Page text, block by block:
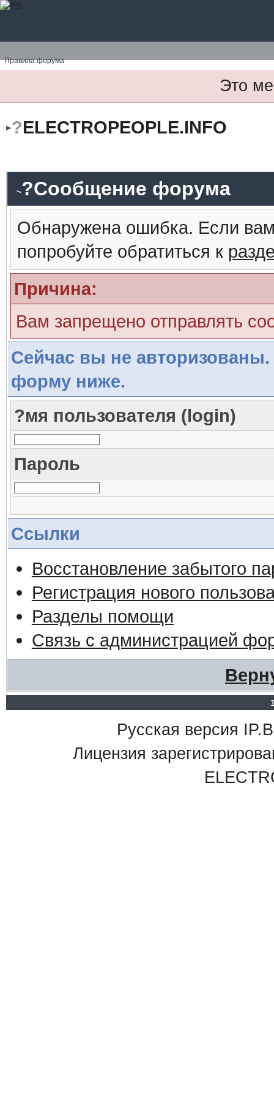
Правила форума
Это
?ELECTROPEOPLE.INFO
?Сообщение форума
Обнаружена ошибка. Если
попробуйте обратиться к
Причина:
Вам запрещено отправлять
Сейчас вы не авторизованы.
форму ниже.
?мя пользователя (login)
Пароль
Ссылки
Восстановление забытого
Регистрация нового
Разделы помощи
Связь с администрацией
Русская версия
Лицензия